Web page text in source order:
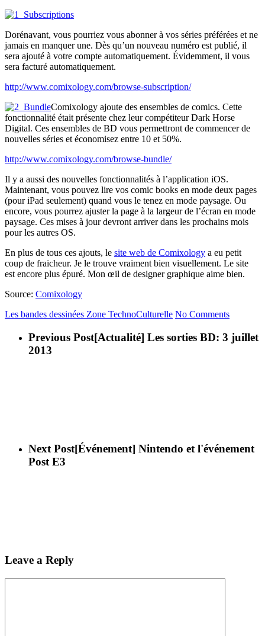
Dorénavant, vous pourriez vous abonner à vos séries préférées et ne
jamais en manquer une. Dès qu’un nouveau numéro est publié, il
sera ajouté à votre compte automatiquement. Évidemment, il vous
sera facturé automatiquement.
http://www.comixology.com/browse-subscription/
Comixology ajoute des ensembles de comics. Cette
fonctionnalité était présente chez leur compétiteur Dark Horse
Digital. Ces ensembles de BD vous permettront de commencer de
nouvelles séries et économisez entre 10 et 50%.
http://www.comixology.com/browse-bundle/
Il y a aussi des nouvelles fonctionnalités à l’application iOS.
Maintenant, vous pouvez lire vos comic books en mode deux pages
(pour iPad seulement) quand vous le tenez en mode paysage. Ou
encore, vous pourrez ajuster la page à la largeur de l’écran en mode
paysage. Ces mises à jour devront arriver dans les prochains mois
pour les autres OS.
En plus de tous ces ajouts, le site web de Comixology a eu petit
coup de fraicheur. Je le trouve vraiment bien visuellement. Le site
est encore plus épuré. Mon œil de designer graphique aime bien.
Source: Comixology
Les bandes dessinées Zone TechnoCulturelle No Comments
Previous Post[Actualité] Les sorties BD: 3 juillet
2013
Next Post[Événement] Nintendo et l'événement
Post E3
Leave a Reply